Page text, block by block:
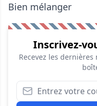
Bien mélanger
Inscrivez-
Recevez les